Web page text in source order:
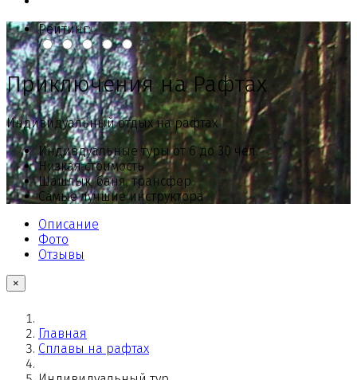
Рейтинг:
Приключения на Рафтах
Индивидуальный отдых на рафтах
Индивдуальные туры от 6 до 30 чел.
Низкая стоимость
Шашлык, баня, трансфер
Самые лучшие инструктора
Описание
Фото
Отзывы
×
Главная
Сплавы на рафтах